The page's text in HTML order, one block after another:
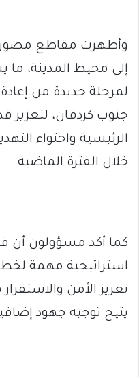
وأظهرت مقاطع
إلى محيط المدينة، ما
لمرحلة جديدة من
جنوب كردفان، لتعزيز
الرئيسية واحتواء
خلال الفترة الماضية.
كما أكد مسؤولون أن
استراتيجية مهمة
تعزيز الأمن
يتيح توجيه جهود